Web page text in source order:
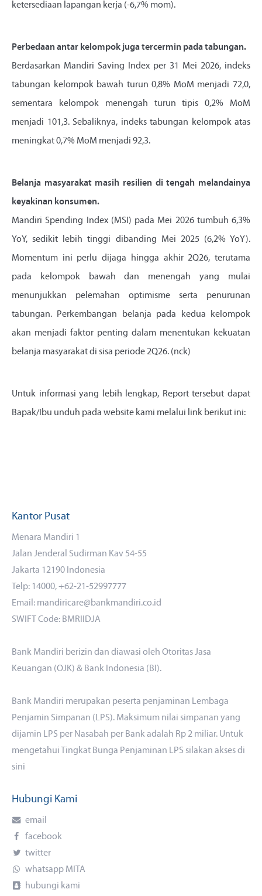
ketersediaan lapangan kerja (-6,7% mom).
Perbedaan antar kelompok juga tercermin pada tabungan.
Berdasarkan Mandiri Saving Index per 31 Mei 2026, indeks
tabungan kelompok bawah turun 0,8% MoM menjadi 72,0,
sementara kelompok menengah turun tipis 0,2% MoM
menjadi 101,3. Sebaliknya, indeks tabungan kelompok atas
meningkat 0,7% MoM menjadi 92,3.
Belanja masyarakat masih resilien di tengah melandainya
keyakinan konsumen.
Mandiri Spending Index (MSI) pada Mei 2026 tumbuh 6,3%
YoY, sedikit lebih tinggi dibanding Mei 2025 (6,2% YoY).
Momentum ini perlu dijaga hingga akhir 2Q26, terutama
pada kelompok bawah dan menengah yang mulai
menunjukkan pelemahan optimisme serta penurunan
tabungan. Perkembangan belanja pada kedua kelompok
akan menjadi faktor penting dalam menentukan kekuatan
belanja masyarakat di sisa periode 2Q26. (nck)
Untuk informasi yang lebih lengkap, Report tersebut dapat
Bapak/Ibu unduh pada website kami melalui link berikut ini:
Kantor Pusat
Menara Mandiri 1
Jalan Jenderal Sudirman Kav 54-55
Jakarta 12190 Indonesia
Telp: 14000, +62-21-52997777
Email: mandiricare@bankmandiri.co.id
SWIFT Code: BMRIIDJA
Bank Mandiri berizin dan diawasi oleh Otoritas Jasa
Keuangan (OJK) & Bank Indonesia (BI).
Bank Mandiri merupakan peserta penjaminan Lembaga
Penjamin Simpanan (LPS). Maksimum nilai simpanan yang
dijamin LPS per Nasabah per Bank adalah Rp 2 miliar. Untuk
mengetahui Tingkat Bunga Penjaminan LPS silakan aksesdi
sini
Hubungi Kami
email
facebook
twitter
whatsapp MITA
hubungi kami